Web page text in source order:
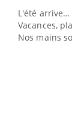
L'été arrive…
Vacances,
Nos mains